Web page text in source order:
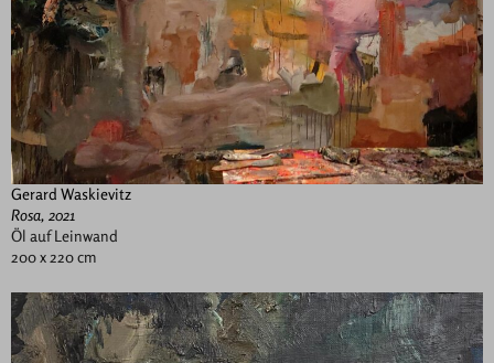
Gerard Waskievitz
Rosa, 2021
Öl auf Leinwand
200 x 220 cm